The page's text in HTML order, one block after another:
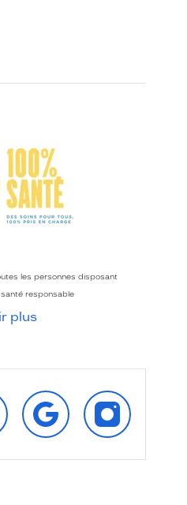
les personnes disposant
responsable
plus
RETROUVEZ‑NOUS
SUR
GOOGLE
SUR
INSTAGRAM